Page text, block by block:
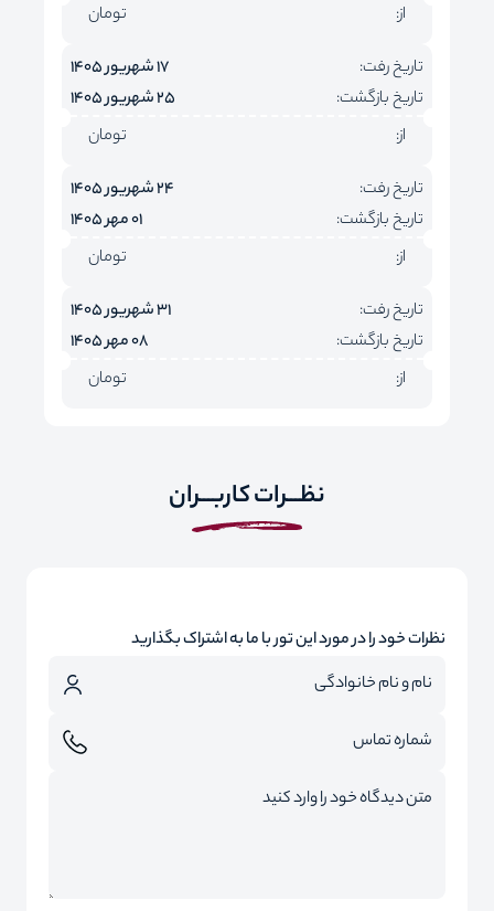
از:
تومان
تاریخ رفت:
17 شهریور 1405
تاریخ بازگشت:
25 شهریور 1405
از:
تومان
تاریخ رفت:
24 شهریور 1405
تاریخ بازگشت:
01 مهر 1405
از:
تومان
تاریخ رفت:
31 شهریور 1405
تاریخ بازگشت:
08 مهر 1405
از:
تومان
نظـــرات کاربـــران
نظرات خود را در مورد این تور با ما به اشتراک بگذارید